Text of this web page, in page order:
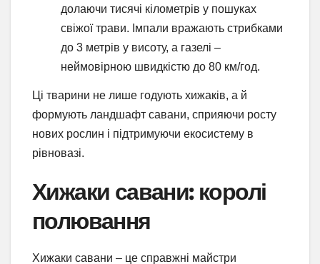
долаючи тисячі кілометрів у пошуках
свіжої трави. Імпали вражають стрибками
до 3 метрів у висоту, а газелі –
неймовірною швидкістю до 80 км/год.
Ці тварини не лише годують хижаків, а й
формують ландшафт савани, сприяючи росту
нових рослин і підтримуючи екосистему в
рівновазі.
Хижаки савани: королі
полювання
Хижаки савани – це справжні майстри